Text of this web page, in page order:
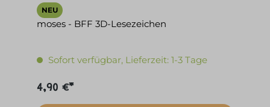
NEU
moses - BFF 3D-Lesezeichen
Sofort verfügbar, Lieferzeit: 1-3 Tage
4,90 €*